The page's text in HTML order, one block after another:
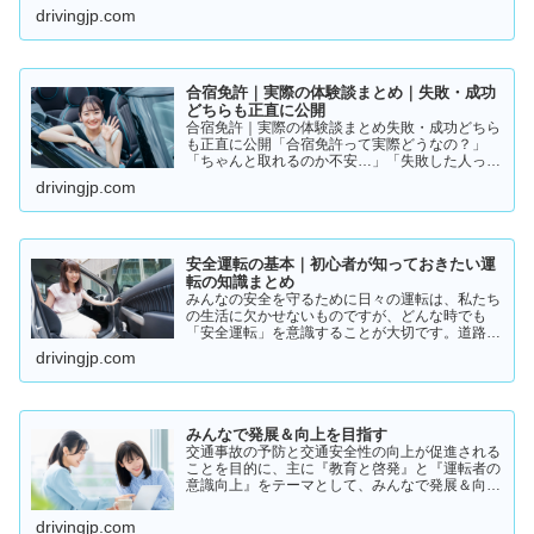
と、人によって最適…
drivingjp.com
合宿免許｜実際の体験談まとめ｜失敗・成功
どちらも正直に公開
合宿免許｜実際の体験談まとめ失敗・成功どちら
も正直に公開「合宿免許って実際どうなの？」
「ちゃんと取れるのか不安…」「失敗した人って
た。結論から言うと👇👉 …
drivingjp.com
安全運転の基本｜初心者が知っておきたい運
転の知識まとめ
みんなの安全を守るために日々の運転は、私たち
の生活に欠かせないものですが、どんな時でも
「安全運転」を意識することが大切です。道路状
過ぎや注意力の低下、小…
drivingjp.com
みんなで発展＆向上を目指す
交通事故の予防と交通安全性の向上が促進される
ことを目的に、主に『教育と啓発』と『運転者の
意識向上』をテーマとして、みんなで発展＆向上
drivingjp.com